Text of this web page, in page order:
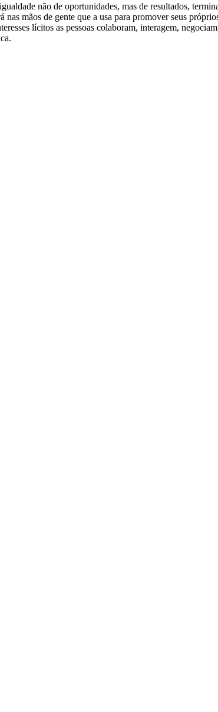
não de oportunidades, mas de resultados,
mãos de gente que a usa para promover seus
lícitos as pessoas colaboram, interagem,